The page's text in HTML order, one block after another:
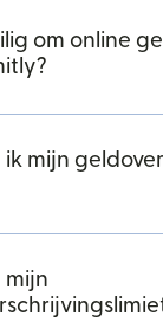
om online
ik mijn
mijn